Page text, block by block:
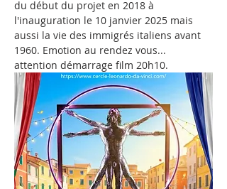
du début du projet en 2018 à
l'inauguration le 10 janvier 2025 mais
aussi la vie des immigrés italiens avant
1960. Emotion au rendez vous...
attention démarrage film 20h10.